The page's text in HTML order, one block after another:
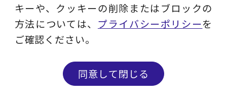
キーや、クッキーの削除またはブロックの
方法については、 プライバシーポリシーを
ご確認ください。
同意して閉じる